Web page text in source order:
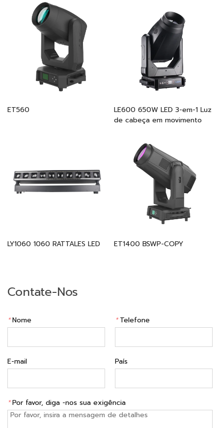
ET560
LE600 650W LED 3-em-1 Luz
de cabeça em movimento
LY1060 1060 RATTALES LED ET1400 BSWP-COPY
Contate-Nos
*Nome * Telefone
E-mail País
*Por favor, diga -nos sua exigência